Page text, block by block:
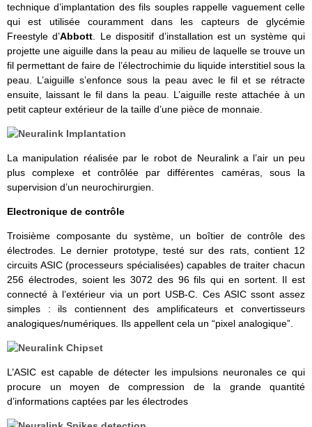
technique d’implantation des fils souples rappelle vaguement celle
qui est utilisée couramment dans les capteurs de glycémie
Freestyle d’Abbott . Le dispositif d’installation est un système qui
projette une aiguille dans la peau au milieu de laquelle se trouve un
fil permettant de faire de l’électrochimie du liquide interstitiel sous la
peau. L’aiguille s’enfonce sous la peau avec le fil et se rétracte
ensuite, laissant le fil dans la peau. L’aiguille reste attachée à un
petit capteur extérieur de la taille d’une pièce de monnaie.
La manipulation réalisée par le robot de Neuralink a l’air un peu
plus complexe et contrôlée par différentes caméras, sous la
supervision d’un neurochirurgien.
Electronique de contrôle
Troisième composante du système, un boîtier de contrôle des
électrodes. Le dernier prototype, testé sur des rats, contient 12
circuits ASIC (processeurs spécialisées) capables de traiter chacun
256 électrodes, soient les 3072 des 96 fils qui en sortent. Il est
connecté à l’extérieur via un port USB-C. Ces ASIC ssont assez
simples : ils contiennent des amplificateurs et convertisseurs
analogiques/numériques. Ils appellent cela un “pixel analogique”.
L’ASIC est capable de détecter les impulsions neuronales ce qui
procure un moyen de compression de la grande quantité
d’informations captées par les électrodes